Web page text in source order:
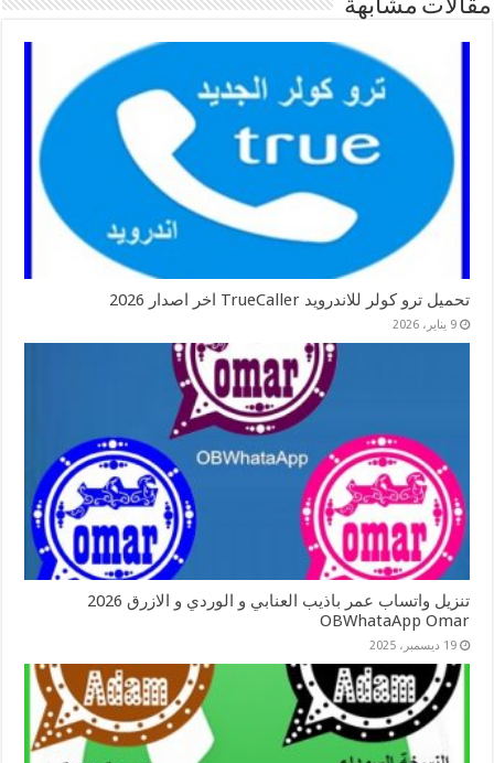
مقالات مشابهة
تحميل ترو كولر للاندرويد TrueCaller اخر اصدار 2026
9 يناير، 2026
تنزيل واتساب عمر باذيب العنابي و الوردي و الازرق 2026
OBWhataApp Omar
19 ديسمبر، 2025